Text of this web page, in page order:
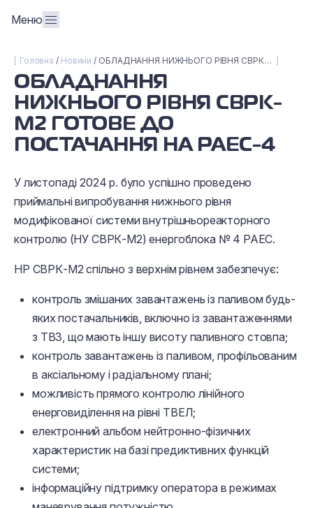
Меню
Головна Новини ОБЛАДНАННЯ НИЖНЬОГО РІВНЯ СВРК-М2 ГОТОВЕ ДО ПОСТАЧАННЯ НА РАЕС-4
ОБЛАДНАННЯ
НИЖНЬОГО РІВНЯ СВРК-
М2 ГОТОВЕ ДО
ПОСТАЧАННЯ НА РАЕС-4
У листопаді 2024 р. було успішно проведено
приймальні випробування нижнього рівня
модифікованої системи внутрішньореакторного
контролю (НУ СВРК-М2) енергоблока № 4 РАЕС.
НР СВРК-М2 спільно з верхнім рівнем забезпечує:
контроль змішаних завантажень із паливом будь-
яких постачальників, включно із завантаженнями
з ТВЗ, що мають іншу висоту паливного стовпа;
контроль завантажень із паливом, профільованим
в аксіальному і радіальному плані;
можливість прямого контролю лінійного
енерговиділення на рівні ТВЕЛ;
електронний альбом нейтронно-фізичних
характеристик на базі предиктивних функцій
системи;
інформаційну підтримку оператора в режимах